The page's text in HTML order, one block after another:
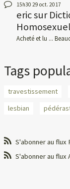
15h30 29 oct. 2017
ericsur
Acheté et lu ...
Tags
travestissement
lesbian
S'abonner au flux
S'abonner au flux